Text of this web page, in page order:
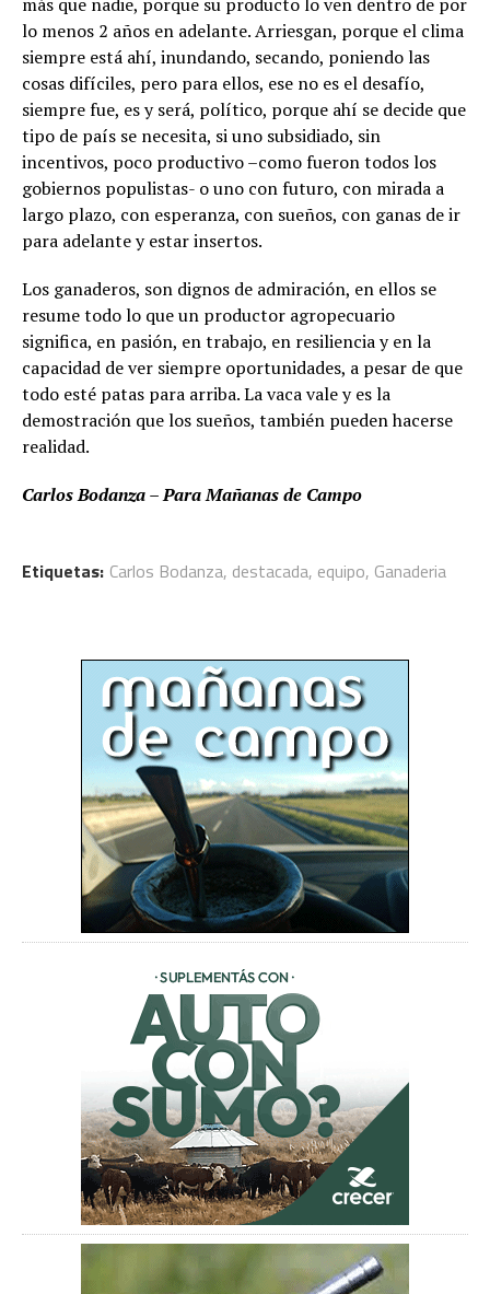
lo menos 2 años en adelante. Arriesgan, porque el clima
siempre está ahí, inundando, secando, poniendo las
cosas difíciles, pero para ellos, ese no es el desafío,
siempre fue, es y será, político, porque ahí se decide que
tipo de país se necesita, si uno subsidiado, sin
incentivos, poco productivo –como fueron todos los
gobiernos populistas- o uno con futuro, con mirada a
largo plazo, con esperanza, con sueños, con ganas de ir
para adelante y estar insertos.
Los ganaderos, son dignos de admiración, en ellos se
resume todo lo que un productor agropecuario
significa, en pasión, en trabajo, en resiliencia y en la
capacidad de ver siempre oportunidades, a pesar de que
todo esté patas para arriba. La vaca vale y es la
demostración que los sueños, también pueden hacerse
realidad.
Carlos Bodanza – Para Mañanas de Campo
Etiquetas: Carlos Bodanza, destacada, equipo, Ganaderia